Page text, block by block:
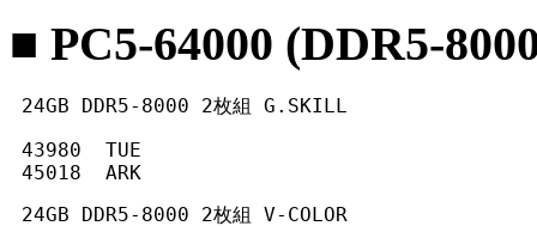
■ PC5-64000 (DDR5-
24GB DDR5-8000 2枚組 G.SKILL
43980  TUE
45018  ARK
24GB DDR5-8000 2枚組 V-COLOR